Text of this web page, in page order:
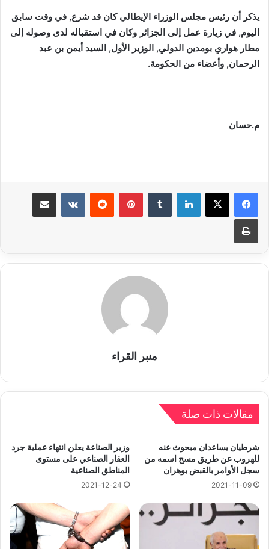
يذكر أن رئيس مجلس الوزراء الإيطالي كان قد شرع, في وقت سابق
اليوم, في زيارة عمل إلى الجزائر وكان في استقباله لدى وصوله إلى
مطار هواري بومدين الدولي, الوزير الأول, السيد أيمن بن عبد
الرحمان, وأعضاء من الحكومة.
م.حسان
لينكدإن بينتيريست
طباعة
منبر القراء
مقالات ذات صلة
شرطيان يساعدان مبحوث عنه
للهروب عن طريق مسح اسمه من
سجل الأوامر بالقبض بوهران
2021-11-09
وزير الصناعة يعلن انتهاء عملية جرد
العقار الصناعي على مستوى
المناطق الصناعية
2021-12-24